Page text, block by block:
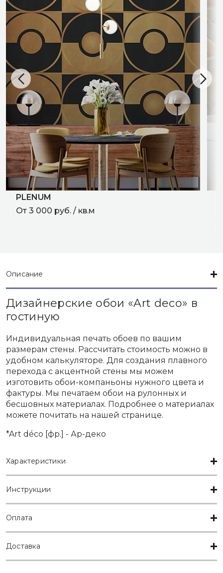
PLENUM
От 3 000 руб. / кв.м
Описание
Дизайнерские обои «Art deco» в
гостиную
Индивидуальная печать обоев по вашим
размерам стены. Рассчитать стоимость можно в
удобном калькуляторе. Для создания плавного
перехода с акцентной стены мы можем
изготовить обои-компаньоны нужного цвета и
фактуры. Мы печатаем обои на рулонных и
бесшовных материалах. Подробнее о материалах
можете почитать на нашей странице.
*Art déco [фр.] - Ар-деко
Характеристики
Инструкции
Оплата
Доставка